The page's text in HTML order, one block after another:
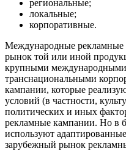
региональные;
локальные;
корпоративные.
Международные рекламные
рынок той или иной
крупными
транснациональными
кампании, которые
условий (в частности,
политических и иных
рекламные кампании. Но в
используют
зарубежный рынок